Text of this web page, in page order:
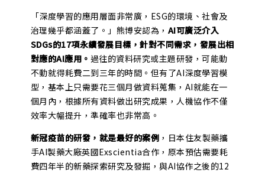
「深度學習的應用層面非常廣，ESG的環境、社會及
治理幾乎都涵蓋了。」熊博安認為， AI可廣泛介入
SDGs的17項永續發展目標，針對不同需求，發展出相
對應的AI應用。 過往的資料研究或主題研發，可能動
不動就得耗費二到三年的時間。但有了AI深度學習模
型，基本上只需要花三個月做資料蒐集，AI就能在一
個月內，根據所有資料做出研究成果，人機協作不僅
效率大幅提升，準確率也非常高。
新冠疫苗的研發，就是最好的案例 ，日本住友製藥攜
手AI製藥大廠英國Exscientia合作，原本預估需要耗
費四年半的新藥探索研究及發掘，與AI協作之後的12